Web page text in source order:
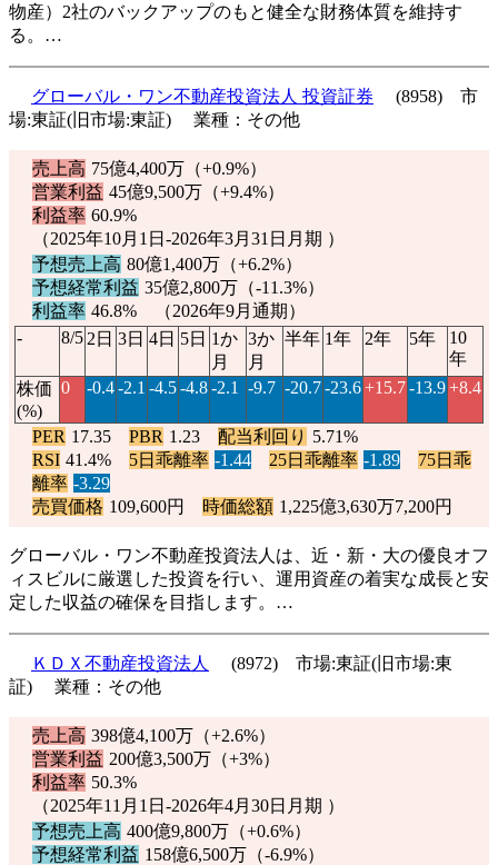
物産）2社のバックアップのもと健全な財務体質を維持す
る。…
グローバル・ワン不動産投資法人 投資証券
(8958) 市
場:東証(旧市場:東証) 業種：その他
売上高 75億4,400万（+0.9%）
営業利益 45億9,500万（+9.4%）
利益率 60.9%
（2025年10月1日-2026年3月31日月期 ）
予想売上高 80億1,400万（+6.2%）
予想経常利益 35億2,800万（-11.3%）
利益率 46.8% （2026年9月通期）
-
8/5 2日 3日 4日 5日 1か
月
3か
月
半年 1年 2年 5年
10
年
株価
(%)
0 -0.4-2.1 -4.5-4.8-2.1 -9.7 -20.7-23.6+15.7-13.9+8.4
PER 17.35 PBR 1.23 配当利回り 5.71%
RSI 41.4% 5日乖離率 -1.44 25日乖離率 -1.89
75日乖
離率 -3.29
売買価格 109,600円 時価総額 1,225億3,630万7,200円
グローバル・ワン不動産投資法人は、近・新・大の優良オフ
ィスビルに厳選した投資を行い、運用資産の着実な成長と安
定した収益の確保を目指します。…
ＫＤＸ不動産投資法人
(8972) 市場:東証(旧市場:東
証) 業種：その他
売上高 398億4,100万（+2.6%）
営業利益 200億3,500万（+3%）
利益率 50.3%
（2025年11月1日-2026年4月30日月期 ）
予想売上高 400億9,800万（+0.6%）
予想経常利益 158億6,500万（-6.9%）